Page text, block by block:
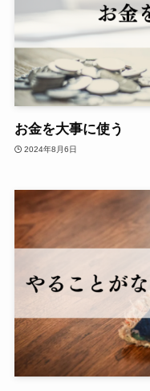
お金を大事に使う
2024年8月6日